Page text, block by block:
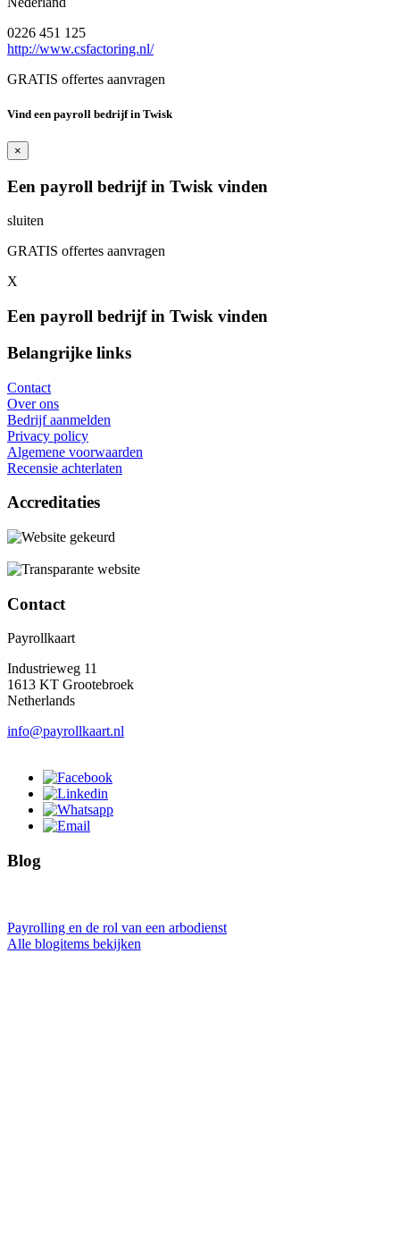
0226 451 125
http://www.csfactoring.nl/
GRATIS offertes aanvragen
Vind een payroll bedrijf in Twisk
×
Een payroll bedrijf in Twisk vinden
sluiten
GRATIS offertes aanvragen
X
Een payroll bedrijf in Twisk vinden
Belangrijke links
Contact
Over ons
Bedrijf aanmelden
Privacy policy
Algemene voorwaarden
Recensie achterlaten
Accreditaties
Contact
Payrollkaart
Industrieweg 11
1613 KT Grootebroek
Netherlands
info@payrollkaart.nl
Blog
Payrolling en de rol van een arbodienst
Alle blogitems bekijken